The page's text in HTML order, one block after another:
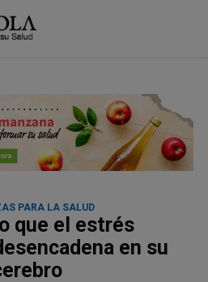
PARA LA SALUD
que el estrés
en su